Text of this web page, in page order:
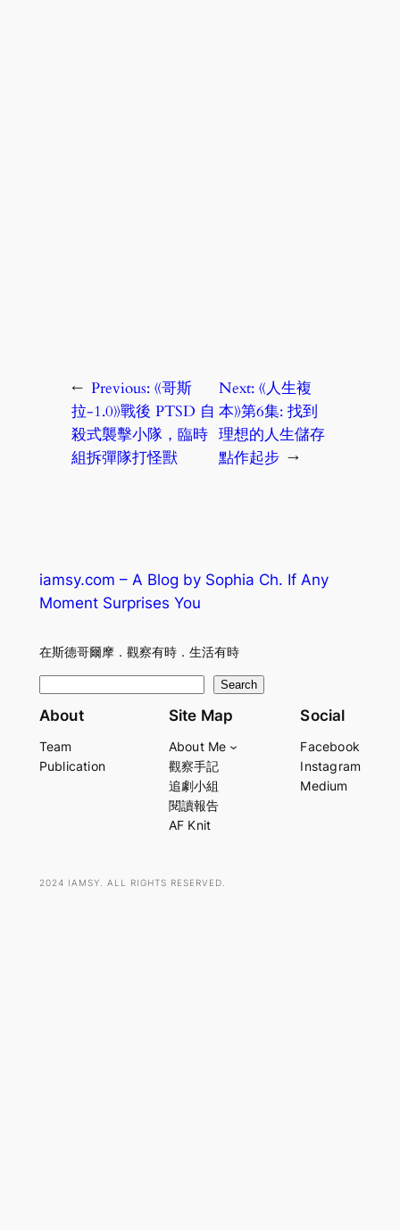
← Previous: 《哥斯
拉-1.0》戰後 PTSD 自
殺式襲擊小隊，臨時
組拆彈隊打怪獸
Next: 《人生複
本》第6集: 找到
理想的人生儲存
點作起步 →
iamsy.com – A Blog by Sophia Ch. If Any
Moment Surprises You
在斯德哥爾摩．觀察有時．生活有時
e
r
Search
About
Team
Publication
Site Map
About Me
觀察手記
追劇小組
閱讀報告
AF Knit
Social
Facebook
Instagram
Medium
2024 IAMSY. ALL RIGHTS RESERVED.